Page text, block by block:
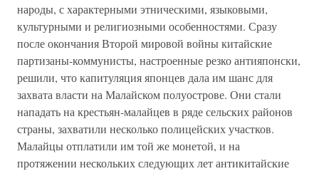
народы, с характерными этническими, языковыми,
культурными и религиозными особенностями. Сразу
после окончания Второй мировой войны китайские
партизаны-коммунисты, настроенные резко антияпонски,
решили, что капитуляция японцев дала им шанс для
захвата власти на Малайском полуострове. Они стали
нападать на крестьян-малайцев в ряде сельских районов
страны, захватили несколько полицейских участков.
Малайцы отплатили им той же монетой, и на
протяжении нескольких следующих лет антикитайские